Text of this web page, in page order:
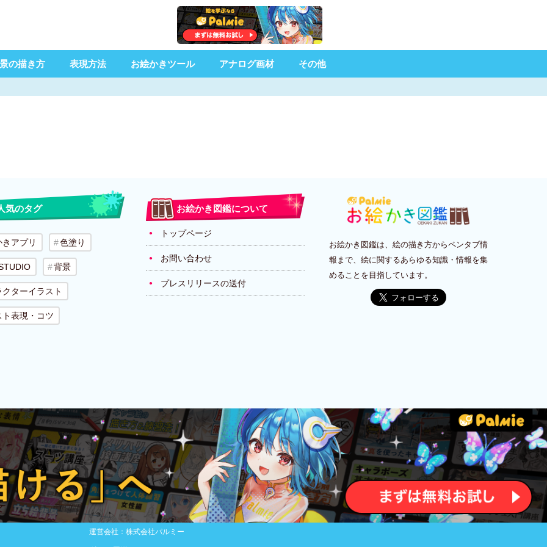
の描き方 表現方法 お絵かきツール アナログ画材 その他
気のタグ
アプリ 色塗り
背景
ターイラスト
ト表現・コツ
お絵かき図鑑について
トップページ
お問い合わせ
プレスリリースの送付
お絵かき図鑑は、絵の描き方からペンタブ情
報まで、絵に関するあらゆる知識・情報を集
めることを目指しています。
運営会社：株式会社パルミー